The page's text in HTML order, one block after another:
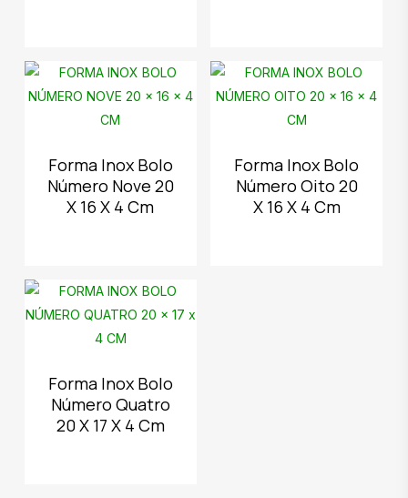
Forma Inox Bolo
Número Nove 20
X 16 X 4 Cm
Forma Inox Bolo
Número Oito 20
X 16 X 4 Cm
Forma Inox Bolo
Número Quatro
20 X 17 X 4 Cm